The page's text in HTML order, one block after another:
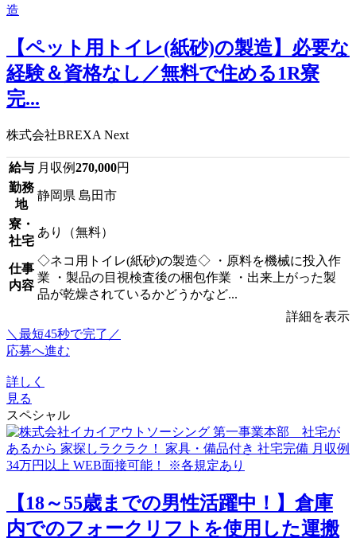
【ペット用トイレ(紙砂)の製造】必要な
経験＆資格なし／無料で住める1R寮
完...
株式会社BREXA Next
給与 月収例270,000円
勤務
地
静岡県 島田市
寮・
社宅
あり（無料）
仕事
内容
◇ネコ用トイレ(紙砂)の製造◇ ・原料を機械に投入作
業 ・製品の目視検査後の梱包作業 ・出来上がった製
品が乾燥されているかどうかなど...
詳細を表示
＼最短45秒で完了／
応募へ進む
詳しく
見る
スペシャル
【18～55歳までの男性活躍中！】倉庫
内でのフォークリフトを使用した運搬